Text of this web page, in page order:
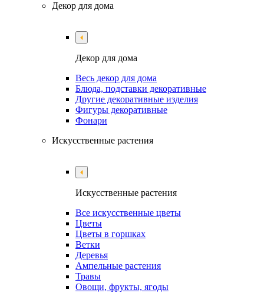
Декор для дома
Декор для дома
Весь декор для дома
Блюда, подставки декоративные
Другие декоративные изделия
Фигуры декоративные
Фонари
Искусственные растения
Искусственные растения
Все искусственные цветы
Цветы
Цветы в горшках
Ветки
Деревья
Ампельные растения
Травы
Овощи, фрукты, ягоды